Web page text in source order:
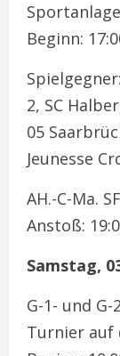
Beginn:
2, SC
05
Jeunesse
AH.-C-Ma.
Anstoß:
Samstag,
G-1- und G-
Turnier auf